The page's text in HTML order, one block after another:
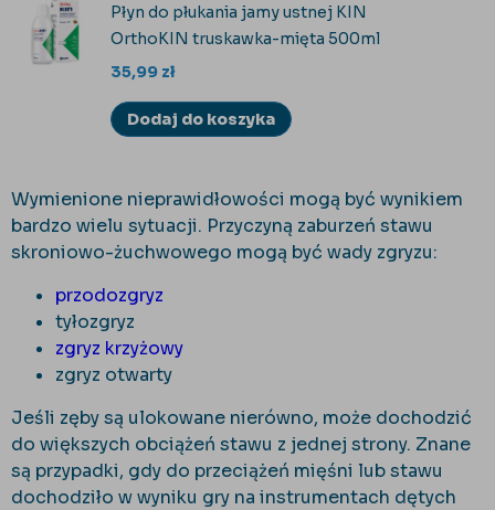
Płyn do płukania jamy ustnej KIN
OrthoKIN truskawka-mięta 500ml
35,99 zł
Dodaj do koszyka
Wymienione nieprawidłowości mogą być wynikiem
bardzo wielu sytuacji. Przyczyną zaburzeń stawu
skroniowo-żuchwowego mogą być wady zgryzu:
przodozgryz
tyłozgryz
zgryz krzyżowy
zgryz otwarty
Jeśli zęby są ulokowane nierówno, może dochodzić
do większych obciążeń stawu z jednej strony. Znane
są przypadki, gdy do przeciążeń mięśni lub stawu
dochodziło w wyniku gry na instrumentach dętych